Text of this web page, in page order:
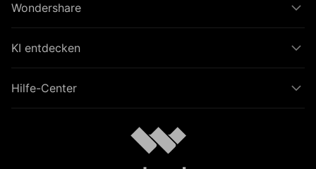
Wondershare
KI entdecken
Hilfe-Center